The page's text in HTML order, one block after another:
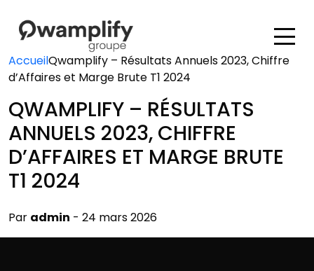
AccueilQwamplify – Résultats Annuels 2023, Chiffre
d’Affaires et Marge Brute T1 2024
QWAMPLIFY – RÉSULTATS
ANNUELS 2023, CHIFFRE
D’AFFAIRES ET MARGE BRUTE
T1 2024
Par admin - 24 mars 2026